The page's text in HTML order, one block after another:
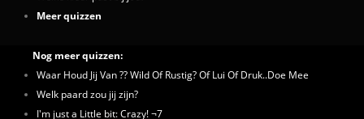
Meer quizzen
Nog meer quizzen:
Waar Houd Jij Van ?? Wild Of Rustig? Of Lui Of Druk..Doe Mee
Welk paard zou jij zijn?
I'm just a Little bit: Crazy! ¬7